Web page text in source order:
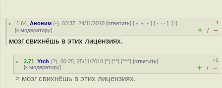
1.64 ,Аноним (-), 03:37, 24/11/2010 [ответить] [ ﹢﹢﹢] [ · · ·][↑]
[к модератору]
–1
+ / –
мозг свихнёшь в этих лицензиях.
2.71 ,Ytch (?), 00:25, 25/11/2010 [^] [^^] [^^^] [ответить]
[к модератору]
+1
+ / –
> мозг свихнёшь в этих лицензиях.